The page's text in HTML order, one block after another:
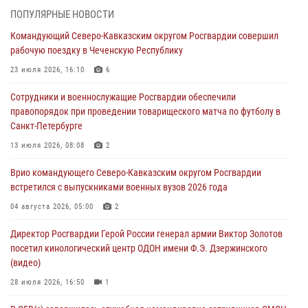
выпуска «Легенды армии с Александром Маршалом»
07 августа 2026, 12:00
Смольного собора в Санкт-Петербурге (видео)
07 августа 2026, 11:34 3
В Курске росгвардейцы провели занятие по основам
07 августа 2026, 11:33
Рэпер ST посетил раненых росгвардейцев в Главном военном
07 августа 2026, 11:18
ПОПУЛЯРНЫЕ НОВОСТИ
Командующий Северо-Кавказским округом Росгвардии совершил
рабочую поездку в Чеченскую Республику
23 июля 2026, 16:10 6
Сотрудники и военнослужащие Росгвардии обеспечили
правопорядок при проведении товарищеского матча по футболу в
Санкт-Петербурге
13 июля 2026, 08:08 2
Врио командующего Северо-Кавказским округом Росгвардии
встретился с выпускниками военных вузов 2026 года
04 августа 2026, 05:00 2
Директор Росгвардии Герой России генерал армии Виктор Золотов
посетил кинологический центр ОДОН имени Ф.Э. Дзержинского
(видео)
28 июля 2026, 16:50 1